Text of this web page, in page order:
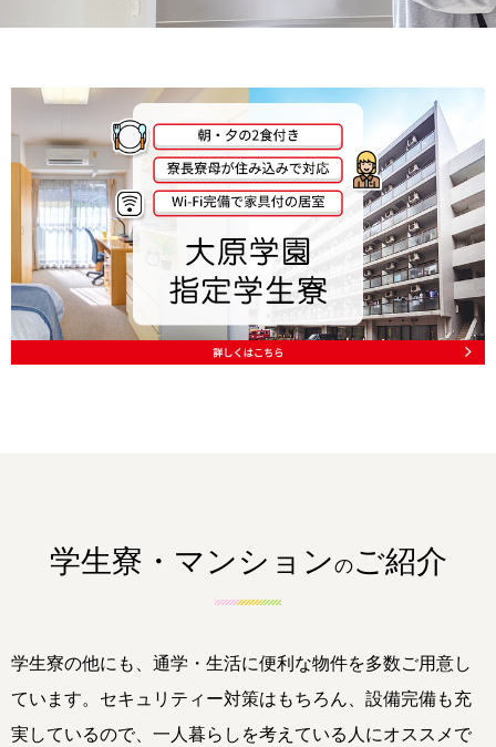
学生寮・マンションのご紹介
学生寮の他にも、通学・生活に便利な物件を多数ご用意し
ています。セキュリティー対策はもちろん、設備完備も充
実しているので、一人暮らしを考えている人にオススメで